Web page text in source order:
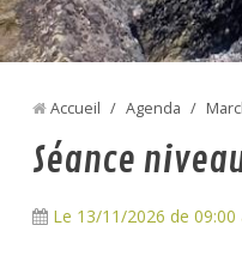
Accueil / Agenda /
Séance
Le 13/11/2026 de 09:00